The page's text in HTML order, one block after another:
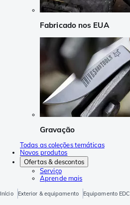
Fabricado nos EUA
Gravação
Todas as coleções temáticas
Novos produtos
Ofertas & descontos
Serviço
Aprende mais
Início Exterior & equipamento Equipamento EDC